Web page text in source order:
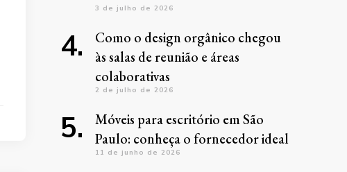
3 de julho de 2026
Como o design orgânico chegou
às salas de reunião e áreas
colaborativas
2 de julho de 2026
Móveis para escritório em São
Paulo: conheça o fornecedor ideal
11 de junho de 2026